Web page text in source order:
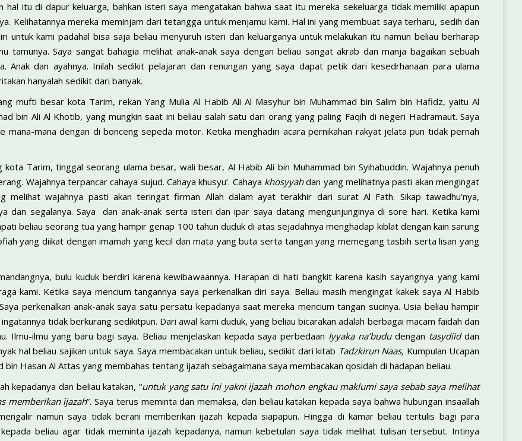
hal itu di dapur keluarga, bahkan isteri saya mengatakan bahwa saat itu mereka sekeluarga tidak memiliki apapun
Kelihatannya mereka meminjam dari tetangga untuk menjamu kami. Hal ini yang membuat saya terharu, sedih dan
untuk kami padahal bisa saja beliau menyuruh isteri dan keluarganya untuk melakukan itu namun beliau berharap
tamunya. Saya sangat bahagia melihat anak-anak saya dengan beliau sangat akrab dan manja bagaikan sebuah
Anak dan ayahnya. Inilah sedikit pelajaran dan renungan yang saya dapat petik dari kesedrhanaan para ulama
hanyalah sedikit dari banyak.
mufti besar kota Tarim, rekan Yang Mulia Al Habib Ali Al Masyhur bin Muhammad bin Salim bin Hafidz, yaitu Al
bin Ali Al Khotib, yang mungkin saat ini beliau salah satu dari orang yang paling Faqih di negeri Hadramaut. Saya
mana-mana dengan di bonceng sepeda motor. Ketika menghadiri acara pernikahan rakyat jelata pun tidak pernah
Tarim, tinggal seorang ulama besar, wali besar, Al Habib Ali bin Muhammad bin Syihabuddin. Wajahnya penuh
Wajahnya terpancar cahaya sujud. Cahaya khusyu’. Cahaya khosyyahdan yang melihatnya pasti akan mengingat
melihat wajahnya pasti akan teringat firman Allah dalam ayat terakhir dari surat Al Fath. Sikap tawadhu’nya,
dan segalanya. Saya dan anak-anak serta isteri dan ipar saya datang mengunjunginya di sore hari. Ketika kami
beliau seorang tua yang hampir genap 100 tahun duduk di atas sejadahnya menghadap kiblat dengan kain sarung
yang diikat dengan imamah yang kecil dan mata yang buta serta tangan yang memegang tasbih serta lisan yang
bulu kuduk berdiri karena kewibawaannya. Harapan di hati bangkit karena kasih sayangnya yang kami
kami. Ketika saya mencium tangannya saya perkenalkan diri saya. Beliau masih mengingat kakek saya Al Habib
perkenalkan anak-anak saya satu persatu kepadanya saat mereka mencium tangan sucinya. Usia beliau hampir
tidak berkurang sedikitpun. Dari awal kami duduk, yang beliau bicarakan adalah berbagai macam faidah dan
Ilmu-ilmu yang baru bagi saya. Beliau menjelaskan kepada saya perbedaan Iyyaka na’bududengan tasydiiddan
hal beliau sajikan untuk saya. Saya membacakan untuk beliau, sedikit dari kitab Tadzkirun Naas, Kumpulan Ucapan
bin Hasan Al Attas yang membahas tentang ijazah sebagaimana saya membacakan qosidah di hadapan beliau.
kepadanya dan beliau katakan, “untuk yang satu ini yakni ijazah mohon engkau maklumi saya sebab saya melihat
memberikan ijazah”. Saya terus meminta dan memaksa, dan beliau katakan kepada saya bahwa hubungan insaallah
namun saya tidak berani memberikan ijazah kepada siapapun. Hingga di kamar beliau tertulis bagi para
beliau agar tidak meminta ijazah kepadanya, namun kebetulan saya tidak melihat tulisan tersebut. Intinya